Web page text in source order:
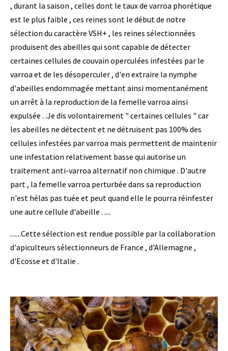
, durant la saison , celles dont le taux de varroa phorétique
est le plus faible , ces reines sont le début de notre
sélection du caractère VSH+ , les reines sélectionnées
produisent des abeilles qui sont capable de détecter
certaines cellules de couvain operculées infestées par le
varroa et de les désoperculer , d'en extraire la nymphe
d'abeilles endommagée mettant ainsi momentanément
un arrêt à la reproduction de la femelle varroa ainsi
expulsée . .Je dis volontairement " certaines cellules " car
les abeilles ne détectent et ne détruisent pas 100% des
cellules infestées par varroa mais permettent de maintenir
une infestation relativement basse qui autorise un
traitement anti-varroa alternatif non chimique . D'autre
part , la femelle varroa perturbée dans sa reproduction
n'est hélas pas tuée et peut quand elle le pourra réinfester
une autre cellule d'abeille . ....
.......Cette sélection est rendue possible par la collaboration
d'apiculteurs sélectionneurs de France , d'Allemagne ,
d'Ecosse et d'Italie .